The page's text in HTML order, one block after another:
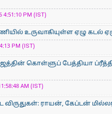
PM (IST)
உருவாகியுள்ள ஏழு கடல்
PM (IST)
கொள்ளுப் பேத்தியா
AM (IST)
விருதுகள்: ராயன், கேப்டன்